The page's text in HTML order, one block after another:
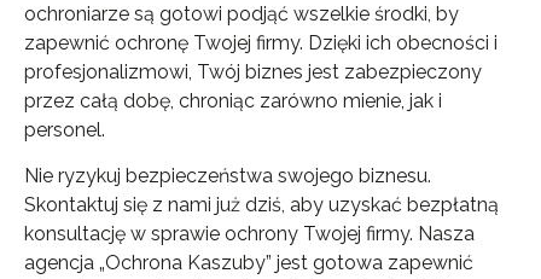
ochroniarze są gotowi podjąć wszelkie środki, by
zapewnić ochronę Twojej firmy. Dzięki ich obecności i
profesjonalizmowi, Twój biznes jest zabezpieczony
przez całą dobę, chroniąc zarówno mienie, jak i
personel.
Nie ryzykuj bezpieczeństwa swojego biznesu.
Skontaktuj się z nami już dziś, aby uzyskać bezpłatną
konsultację w sprawie ochrony Twojej firmy. Nasza
agencja „Ochrona Kaszuby” jest gotowa zapewnić